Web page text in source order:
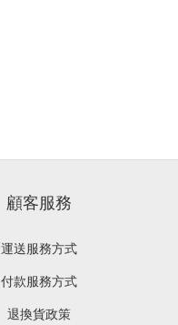
顧客服務
運送服務方式
付款服務方式
退換貨政策